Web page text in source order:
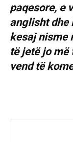
paqesore, e
anglisht dhe
kesaj nisme
të jetë jo më
vend të